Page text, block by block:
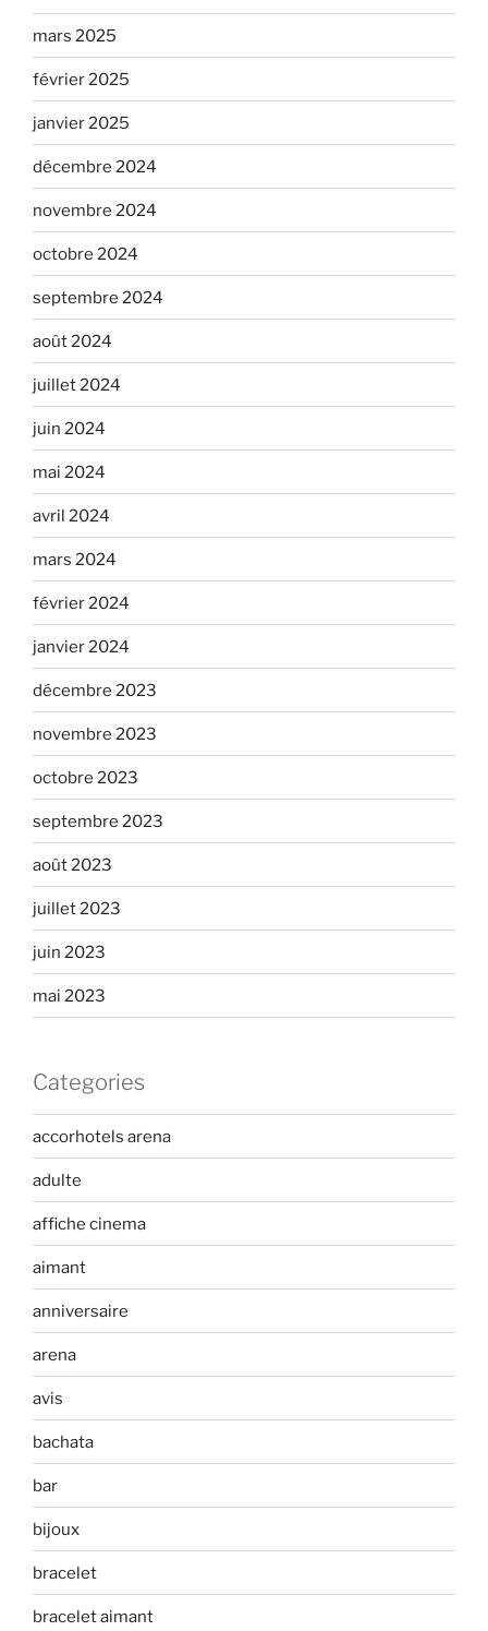
mars 2025
février 2025
janvier 2025
décembre 2024
novembre 2024
octobre 2024
septembre 2024
août 2024
juillet 2024
juin 2024
mai 2024
avril 2024
mars 2024
février 2024
janvier 2024
décembre 2023
novembre 2023
octobre 2023
septembre 2023
août 2023
juillet 2023
juin 2023
mai 2023
Categories
accorhotels arena
adulte
affiche cinema
aimant
anniversaire
arena
avis
bachata
bar
bijoux
bracelet
bracelet aimant